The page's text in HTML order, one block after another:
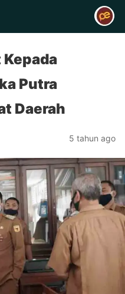
Putra
Daerah
5 tahun ago